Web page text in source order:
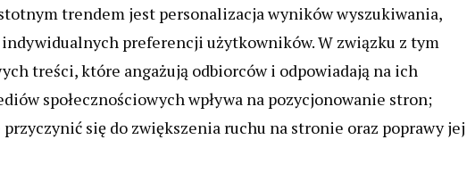
trendem jest personalizacja wyników wyszukiwania,
preferencji użytkowników. W związku z tym
treści, które angażują odbiorców i odpowiadają na ich
społecznościowych wpływa na pozycjonowanie stron;
się do zwiększenia ruchu na stronie oraz poprawy jej